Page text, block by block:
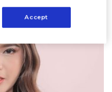
Accept